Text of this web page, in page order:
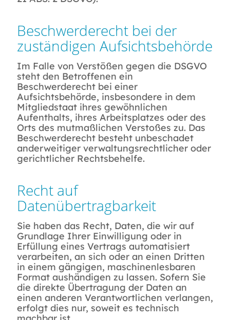
Beschwerderecht bei der
zuständigen Aufsichtsbehörde
Im Falle von Verstößen gegen die DSGVO
steht den Betroffenen ein
Beschwerderecht bei einer
Aufsichtsbehörde, insbesondere in dem
Mitgliedstaat ihres gewöhnlichen
Aufenthalts, ihres Arbeitsplatzes oder des
Orts des mutmaßlichen Verstoßes zu. Das
Beschwerderecht besteht unbeschadet
anderweitiger verwaltungsrechtlicher oder
gerichtlicher Rechtsbehelfe.
Recht auf
Datenübertragbarkeit
Sie haben das Recht, Daten, die wir auf
Grundlage Ihrer Einwilligung oder in
Erfüllung eines Vertrags automatisiert
verarbeiten, an sich oder an einen Dritten
in einem gängigen, maschinenlesbaren
Format aushändigen zu lassen. Sofern Sie
die direkte Übertragung der Daten an
einen anderen Verantwortlichen verlangen,
erfolgt dies nur, soweit es technisch